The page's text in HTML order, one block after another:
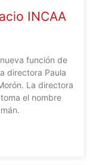
INCAA
función de
directora Paula
La directora
el nombre